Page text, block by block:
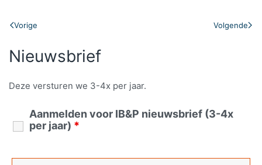
Vorige Volgende
Nieuwsbrief
Deze versturen we 3-4x per jaar.
Aanmelden voor IB&P nieuwsbrief (3-4x
per jaar) *